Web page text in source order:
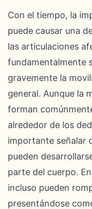
Con el tiempo, la
puede causar una
las articulaciones
fundamentalmente
gravemente la
general. Aunque la
forman
alrededor de los
importante señalar
pueden
parte del cuerpo.
incluso pueden
presentándose